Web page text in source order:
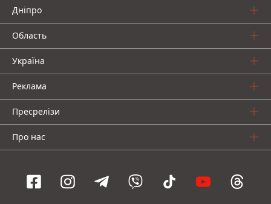
Дніпро
Область
Україна
Реклама
Пресрелізи
Про нас